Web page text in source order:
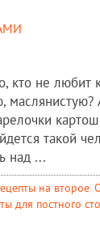
кто не любит
маслянистую?
такой
над ...
на второе,
для постного